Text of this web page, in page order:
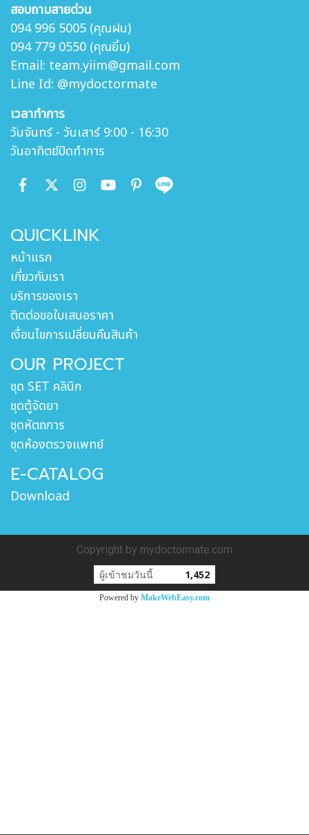
สอบถามสายด่วน
094 996 5005 (คุณฝน)
094 779 0550 (คุณยิ้ม)
Email: team.yiim@gmail.com
Line Id: @mydoctormate
เวลาทำการ
วันจันทร์ - วันเสาร์ 9:00 - 16:30
วันอาทิตย์ปิดทำการ
QUICKLINK
หน้าแรก
เกี่ยวกับเรา
บริการของเรา
ติดต่อขอใบเสนอราคา
เงื่อนไขการเปลี่ยนคืนสินค้า
OUR PROJECT
ชุด SET คลินิก
ชุดตู้จัดยา
ชุดหัตถการ
ชุดห้องตรวจแพทย์
E-CATALOG
Download
Copyright by mydoctormate.com
ผู้เข้าชมวันนี้
1,452
Powered by MakeWebEasy.com